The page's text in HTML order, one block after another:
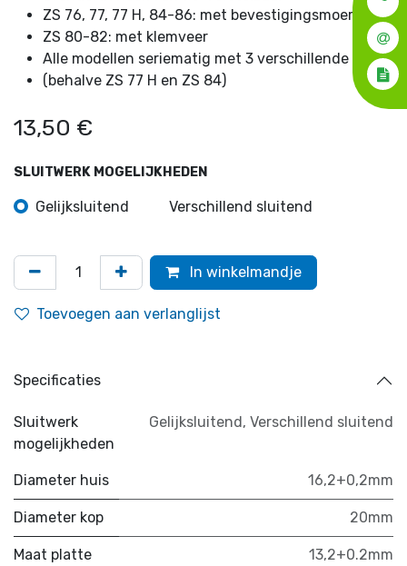
ZS 76, 77, 77 H, 84-86: met bevestigingsmoer
ZS 80-82: met klemveer
Alle modellen seriematig met 3 verschillende lippen
(behalve ZS 77 H en ZS 84)
13,50 €
SLUITWERK MOGELIJKHEDEN
Gelijksluitend Verschillend sluitend
In winkelmandje
Toevoegen aan verlanglijst
Specificaties
Sluitwerk
mogelijkheden
Gelijksluitend, Verschillend sluitend
Diameter huis 16,2+0,2mm
Diameter kop 20mm
Maat platte
13,2+0.2mm